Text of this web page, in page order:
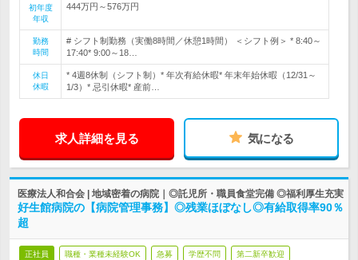
初年度
年収
444万円～576万円
勤務
時間
# シフト制勤務（実働8時間／休憩1時間） ＜シフト例＞ * 8:40～
17:40* 9:00～18…
休日
休暇
* 4週8休制（シフト制）* 年次有給休暇* 年末年始休暇（12/31～
1/3）* 忌引休暇* 産前…
求人詳細を見る 気になる
医療法人和合会 | 地域密着の病院｜◎託児所・職員食堂完備 ◎福利厚生充実
好生館病院の【病院管理事務】◎残業ほぼなし◎有給取得率90％
超
正社員 職種・業種未経験OK 急募 学歴不問 第二新卒歓迎